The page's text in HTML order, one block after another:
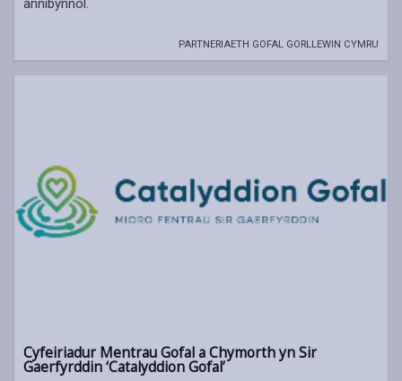
annibynnol.
PARTNERIAETH GOFAL GORLLEWIN CYMRU
Cyfeiriadur Mentrau Gofal a Chymorth yn Sir
Gaerfyrddin ‘Catalyddion Gofal’